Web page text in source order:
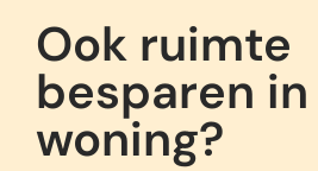
Ook ruimte
besparen
woning?